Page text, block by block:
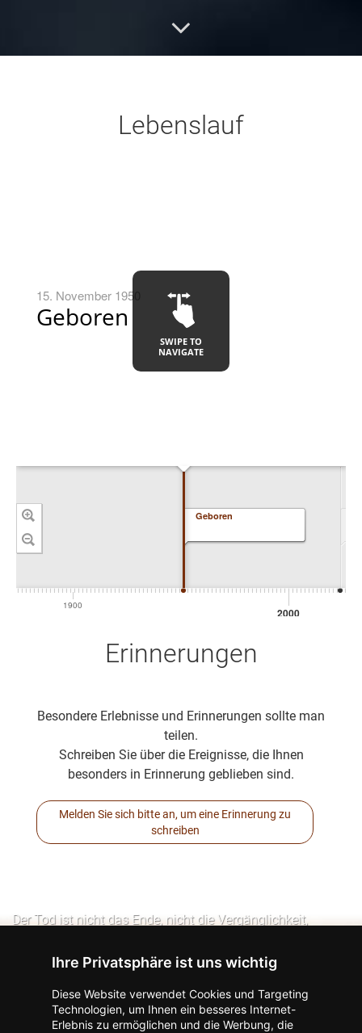
Ihre Privatsphäre ist uns wichtig
Diese Website verwendet Cookies und Targeting
Technologien, um Ihnen ein besseres Internet-
Erlebnis zu ermöglichen und die Werbung, die
Dresden gewesen und an dich gedacht :)
Lebenslauf
15. November 1950
Geboren
SWIPE TO
NAVIGATE
Geboren
2000
1900
Erinnerungen
Besondere Erlebnisse und Erinnerungen sollte man
teilen.
Schreiben Sie über die Ereignisse, die Ihnen
besonders in Erinnerung geblieben sind.
Melden Sie sich bitte an, um eine Erinnerung zu
schreiben
Der Tod ist nicht das Ende, nicht die Vergänglichkeit,
Kontakt zum Autor aufnehmen Missbrauch melden